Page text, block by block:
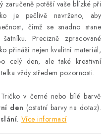
zaručeně potěší vaše blízké při
je pečlivě navrženo, aby
čímž se snadno stane
Precizně zpracované
přináší nejen kvalitní materiál,
celý den, ale také kreativní
vždy středem pozornosti.
v černé nebo bílé barvě
den (ostatní barvy na dotaz).
. Více informací